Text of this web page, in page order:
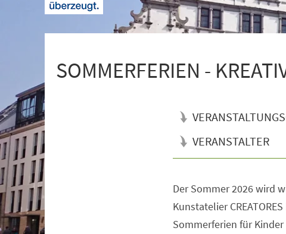
SOMMERFERIEN -
VERANSTALTER
Der Sommer 2026 wird
Kunstatelier
Sommerferien für